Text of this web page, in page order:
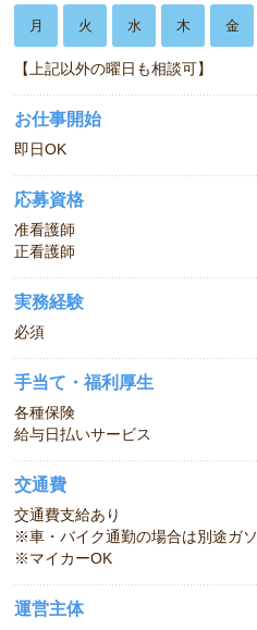
月 火 水 木 金
【上記以外の曜日も相談可】
お仕事開始
即日OK
応募資格
准看護師
正看護師
実務経験
必須
手当て・福利厚生
各種保険
給与日払いサービス
交通費
交通費支給あり
※車・バイク通勤の場合は別途ガ
※マイカーOK
運営主体